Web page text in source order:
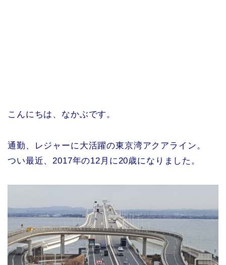
こんにちは、なかぶです。
通勤、レジャーに大活躍の東京湾アクアライン。
つい最近、2017年の12月に20歳になりました。